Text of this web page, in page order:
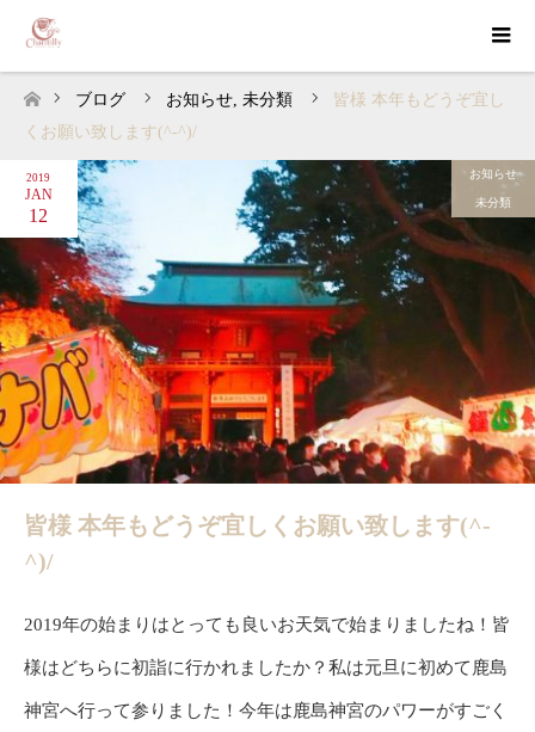
ホーム
ブログ お知らせ, 未分類
皆様 本年もどうぞ宜し
くお願い致します(^-^)/
2019
JAN
12
お知らせ
未分類
皆様 本年もどうぞ宜しくお願い致します(^-
^)/
2019年の始まりはとっても良いお天気で始まりましたね！皆
様はどちらに初詣に行かれましたか？私は元旦に初めて鹿島
神宮へ行って参りました！今年は鹿島神宮のパワーがすごく